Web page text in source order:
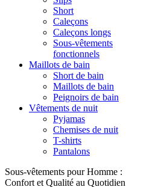
Short
Caleçons
Caleçons longs
Sous-vêtements
fonctionnels
Maillots de bain
Short de bain
Maillots de bain
Peignoirs de bain
Vêtements de nuit
Pyjamas
Chemises de nuit
T-shirts
Pantalons
Sous-vêtements pour Homme :
Confort et Qualité au Quotidien